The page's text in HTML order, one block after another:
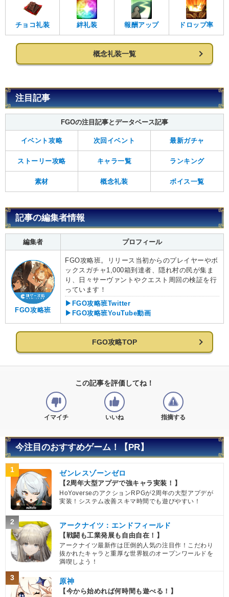
チョコ礼装 絆礼装 報酬アップ ドロップ率
概念礼装一覧
注目記事
FGOの注目記事とデータベース記事
イベント攻略 次回イベント 最新ガチャ
ストーリー攻略 キャラ一覧 ランキング
素材 概念礼装 ボイス一覧
記事の編集者情報
編集者 プロフィール
FGO攻略班
FGO攻略班。リリース当初からのプレイヤーやボ
ックスガチャ1,000箱到達者、隠れ村の民が集ま
り、日々サーヴァントやクエスト周回の検証を行
っています！
▶FGO攻略班Twitter
▶FGO攻略班YouTube動画
FGO攻略TOP
この記事を評価してね！
イマイチ いいね 指摘する
今注目のおすすめゲーム！【PR】
1 ゼンレスゾーンゼロ
【2周年大型アプデで強キャラ実装！】
HoYoverseのアクションRPGが2周年の大型アプデが
実装！システム改善スキマ時間でも遊びやすい！
2 アークナイツ：エンドフィールド
【戦闘も工業発展も自由自在！】
アークナイツ最新作は圧倒的人気の注目作！こだわり
抜かれたキャラと重厚な世界観のオープンワールドを
満喫しよう！
3 原神
【今から始めれば何時間も遊べる！】